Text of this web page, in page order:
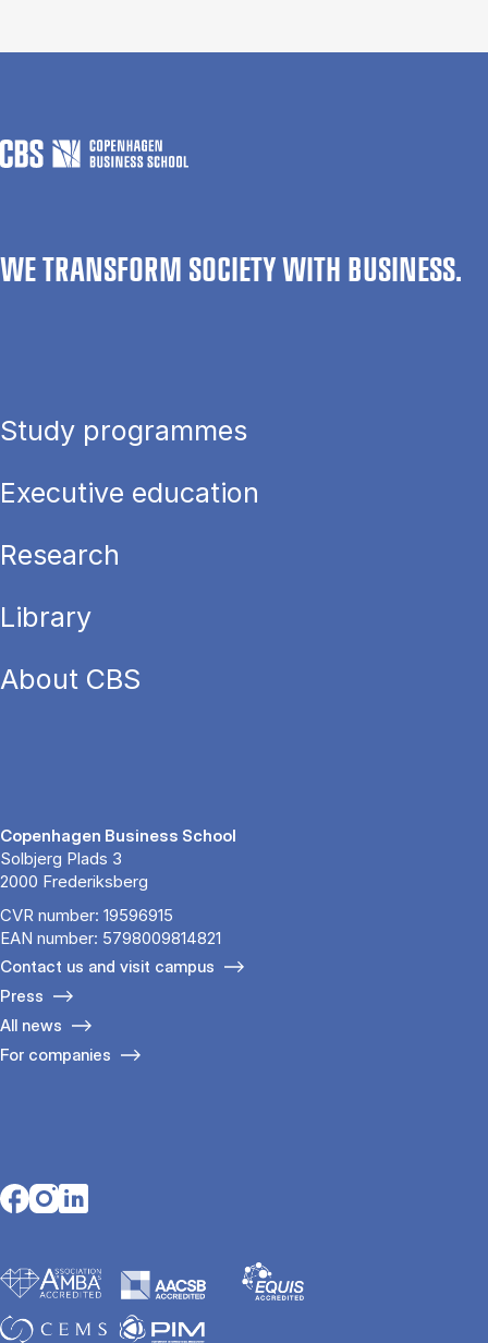
WE TRANSFORM SOCIETY WITH BUSINESS.
Study programmes
Executive education
Research
Library
About CBS
Copenhagen Business School
Solbjerg Plads 3
2000 Frederiksberg
CVR number: 19596915
EAN number: 5798009814821
Contact us and visit campus
Press
All news
For companies
Opens in a new tab
Opens in a new tab
Opens in a new tab